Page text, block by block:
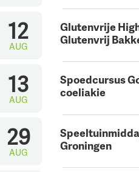
Glutenvrije
Glutenvrij
12
AUG
Spoedcursus
coeliakie
13
AUG
Groningen
29
AUG